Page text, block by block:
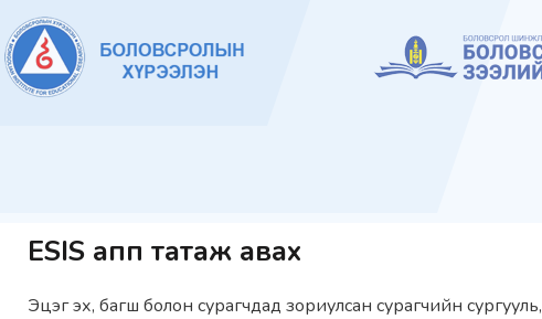
ESIS апп татаж авах
Эцэг эх, багш болон сурагчдад зориулсан сурагчийн сургууль,